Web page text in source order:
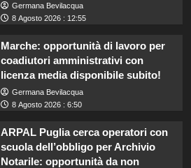
Germana Bevilacqua
8 Agosto 2026 : 12:55
Marche: opportunità di lavoro per
coadiutori amministrativi con
licenza media disponibile subito!
Germana Bevilacqua
8 Agosto 2026 : 6:50
ARPAL Puglia cerca operatori con
scuola dell’obbligo per Archivio
Notarile: opportunità da non